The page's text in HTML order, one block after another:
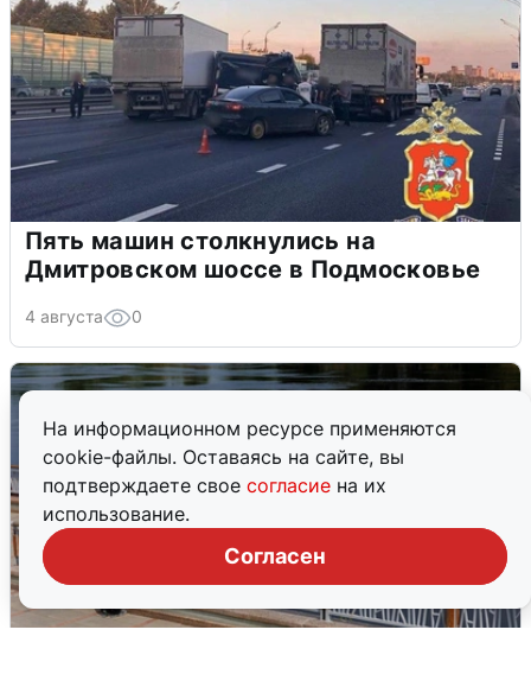
На информационном ресурсе применяются
cookie-файлы. Оставаясь на сайте, вы
подтверждаете свое согласие на их
использование.
Согласен
Пять машин столкнулись на
Дмитровском шоссе в Подмосковье
4 августа 0